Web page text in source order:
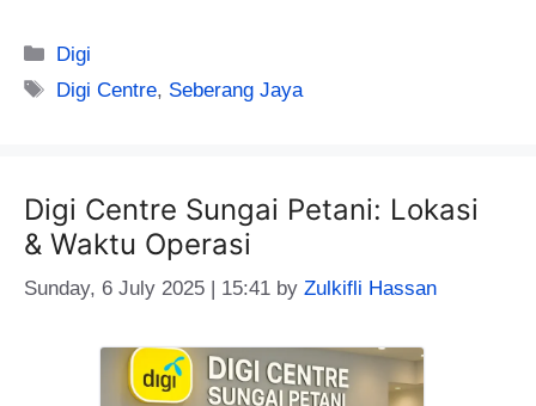
Categories
Digi
Tags
Digi Centre, Seberang Jaya
Digi Centre Sungai Petani: Lokasi
& Waktu Operasi
Sunday, 6 July 2025 | 15:41 by Zulkifli Hassan